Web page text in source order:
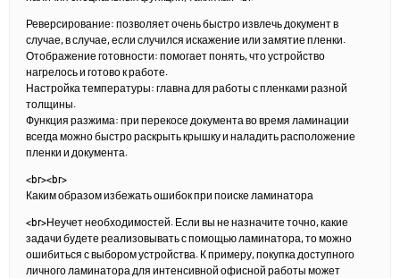
Реверсирование: позволяет очень быстро извлечь документ в
случае, в случае, если случился искажение или замятие пленки.
Отображение готовности: помогает понять, что устройство
нагрелось и готово к работе.
Настройка температуры: главна для работы с пленками разной
толщины.
Функция разжима: при перекосе документа во время ламинации
всегда можно быстро раскрыть крышку и наладить расположение
пленки и документа.
<br><br>
Каким образом избежать ошибок при поиске ламинатора
<br>Неучет необходимостей. Если вы не назначите точно, какие
задачи будете реализовывать с помощью ламинатора, то можно
ошибиться с выбором устройства. К примеру, покупка доступного
личного ламинатора для интенсивной офисной работы может